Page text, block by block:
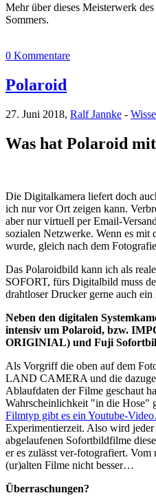
Mehr über dieses Meisterwerk
Sommers.
0 Kommentare
Polaroid
27. Juni 2018, Ralf Jannke -
Was hat Polaroid
Die Digitalkamera liefert doch
ich nur vor Ort zeigen kann.
aber nur virtuell per Email-
sozialen Netzwerke. Wenn es mit
wurde, gleich nach dem
Das Polaroidbild kann ich als
SOFORT, fürs Digitalbild muss
drahtloser Drucker gerne auch
Neben den digitalen
intensiv um Polaroid, bzw.
ORIGINIAL) und Fuji
Als Vorgriff die oben auf dem
LAND CAMERA und die
Ablaufdaten der Filme geschaut
Wahrscheinlichkeit "in die Hose"
Filmtyp gibt es ein Youtube-
Experimentierzeit. Also wird jeder
abgelaufenen Sofortbildfilme
er es zulässt ver-fotografiert.
(ur)alten Filme nicht besser…
Überraschungen?